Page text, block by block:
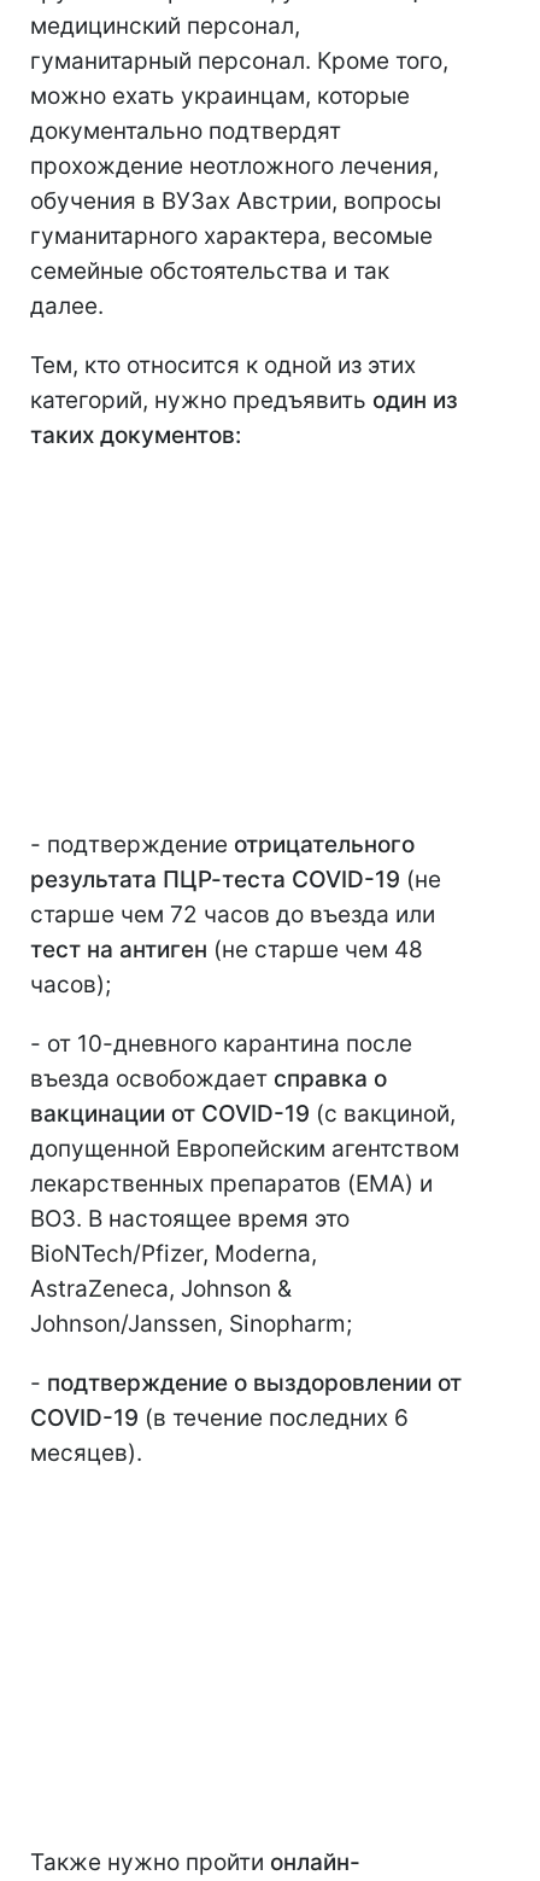
медицинский персонал,
гуманитарный персонал. Кроме того,
можно ехать украинцам, которые
документально подтвердят
прохождение неотложного лечения,
обучения в ВУЗах Австрии, вопросы
гуманитарного характера, весомые
семейные обстоятельства и так
далее.
Тем, кто относится к одной из этих
категорий, нужно предъявить один из
таких документов:
- подтверждение отрицательного
результата ПЦР-теста COVID-19 (не
старше чем 72 часов до въезда или
тест на антиген (не старше чем 48
часов);
- от 10-дневного карантина после
въезда освобождает справка о
вакцинации от COVID-19 (с вакциной,
допущенной Европейским агентством
лекарственных препаратов (EMA) и
ВОЗ. В настоящее время это
BioNTech/Pfizer, Moderna,
AstraZeneca, Johnson &
Johnson/Janssen, Sinopharm;
- подтверждение о выздоровлении от
COVID-19 (в течение последних 6
месяцев).
Также нужно пройти онлайн-